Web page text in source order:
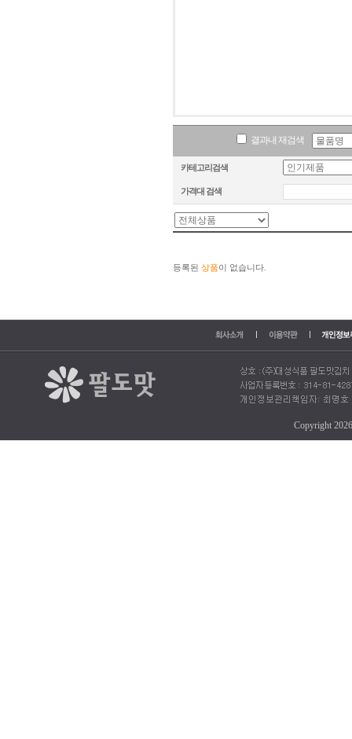
결과내 재검색
카테고리검색
가격대 검색
등록된 상품이 없습니다.
Copyright